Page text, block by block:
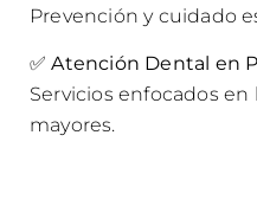
Prevención y cuidado
✅Atención Dental en
Servicios enfocados
mayores.